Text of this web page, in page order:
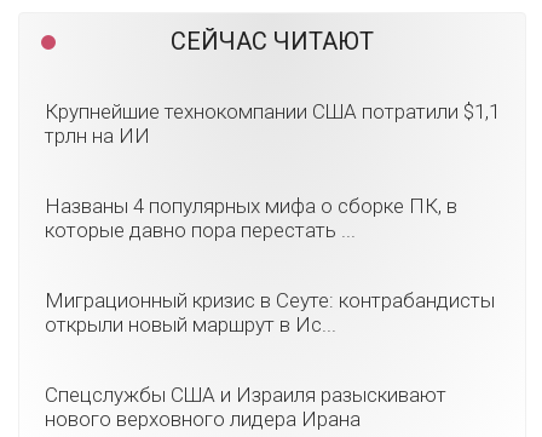
СЕЙЧАС ЧИТАЮТ
Крупнейшие технокомпании США потратили $1,1
трлн на ИИ
Названы 4 популярных мифа о сборке ПК, в
которые давно пора перестать ...
Миграционный кризис в Сеуте: контрабандисты
открыли новый маршрут в Ис...
Спецслужбы США и Израиля разыскивают
нового верховного лидера Ирана